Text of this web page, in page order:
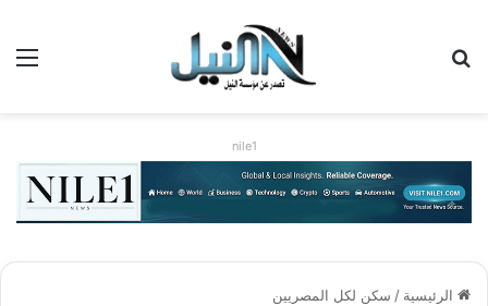
nile1
الرئيسية / سكن لكل المصريين